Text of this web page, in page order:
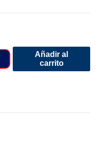
Añadir al
carrito